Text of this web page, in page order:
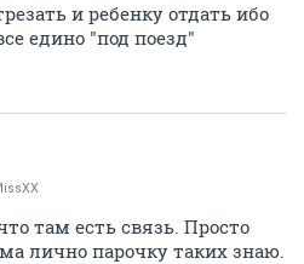
и ребенку отдать ибо
едино "под поезд"
там есть связь. Просто
лично парочку таких знаю.